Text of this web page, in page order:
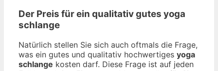
Der Preis für ein qualitativ gutes yoga
schlange
Natürlich stellen Sie sich auch oftmals die Frage,
was ein gutes und qualitativ hochwertiges yoga
schlange kosten darf. Diese Frage ist auf jeden